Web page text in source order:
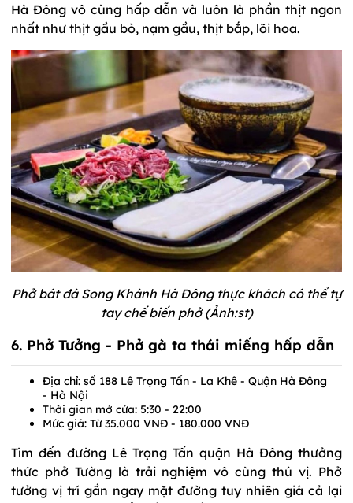
Hà Đông vô cùng hấp dẫn và luôn là phần thịt ngon
nhất như thịt gầu bò, nạm gầu, thịt bắp, lõi hoa.
Phở bát đá Song Khánh Hà Đông thực khách có thể tự
tay chế biến phở (Ảnh:st)
6. Phở Tưởng - Phở gà ta thái miếng hấp dẫn
Địa chỉ: số 188 Lê Trọng Tấn - La Khê - Quận Hà Đông
- Hà Nội
Thời gian mở cửa: 5:30 - 22:00
Mức giá: Từ 35.000 VNĐ - 180.000 VNĐ
Tìm đến đường Lê Trọng Tấn quận Hà Đông thưởng
thức phở Tường là trải nghiệm vô cùng thú vị. Phở
tưởng vị trí gần ngay mặt đường tuy nhiên giá cả lại